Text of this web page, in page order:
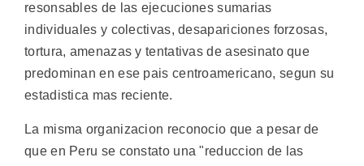
resonsables de las ejecuciones sumarias
individuales y colectivas, desapariciones forzosas,
tortura, amenazas y tentativas de asesinato que
predominan en ese pais centroamericano, segun su
estadistica mas reciente.
La misma organizacion reconocio que a pesar de
que en Peru se constato una "reduccion de las